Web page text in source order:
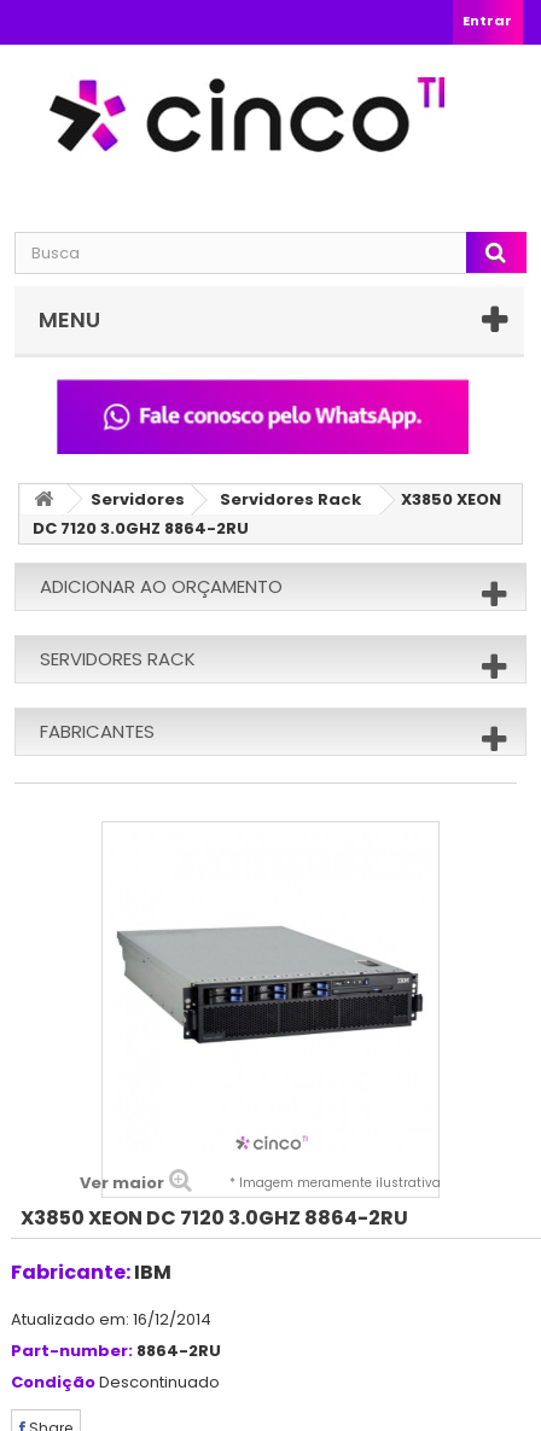
Entrar
MENU
Servidores Servidores Rack
X3850 XEON
DC 7120 3.0GHZ 8864-2RU
ADICIONAR AO ORÇAMENTO
SERVIDORES RACK
FABRICANTES
Ver maior * Imagem meramente ilustrativa
X3850 XEON DC 7120 3.0GHZ 8864-2RU
Fabricante:IBM
Atualizado em: 16/12/2014
Part-number: 8864-2RU
CondiçãoDescontinuado